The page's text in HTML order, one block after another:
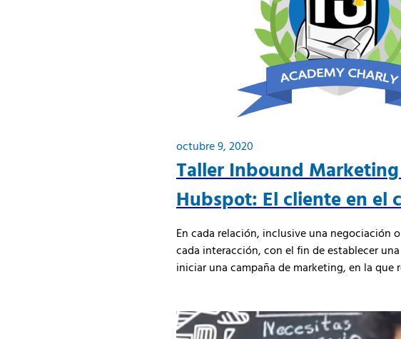
octubre 9, 2020
Taller Inbound
Hubspot: El cliente en el
En cada relación, inclusive una negociación
cada interacción, con el fin de establecer
iniciar una campaña de marketing, en la